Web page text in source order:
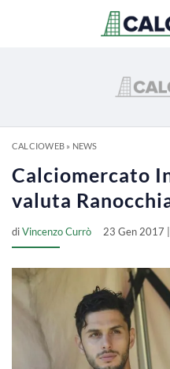
CALCIOWEB» NEWS
Calciomercato
valuta
diVincenzo Currò 23 Gen 2017